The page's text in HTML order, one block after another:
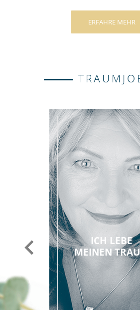
ERFAHRE MEHR
ICH LEBE
MEINEN
Vorheriger